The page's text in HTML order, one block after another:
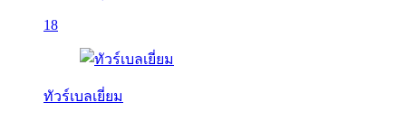
18
ทัวร์เบลเยี่ยม